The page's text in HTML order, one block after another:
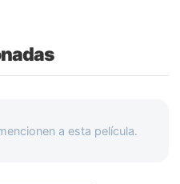
a esta película.